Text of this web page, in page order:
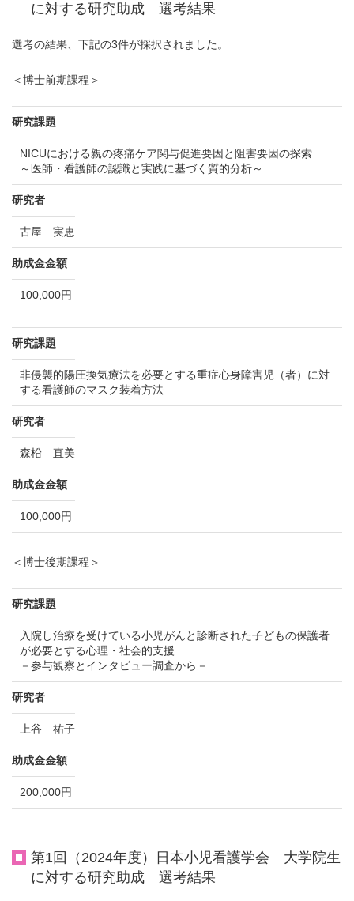
に対する研究助成 選考結果
選考の結果、下記の3件が採択されました。
＜博士前期課程＞
研究課題
NICUにおける親の疼痛ケア関与促進要因と阻害要因の探索
～医師・看護師の認識と実践に基づく質的分析～
研究者
古屋 実恵
助成金金額
100,000円
研究課題
非侵襲的陽圧換気療法を必要とする重症心身障害児（者）に対
する看護師のマスク装着方法
研究者
森柗 直美
助成金金額
100,000円
＜博士後期課程＞
研究課題
入院し治療を受けている小児がんと診断された子どもの保護者
が必要とする心理・社会的支援
－参与観察とインタビュー調査から－
研究者
上谷 祐子
助成金金額
200,000円
第1回（2024年度）日本小児看護学会 大学院生
に対する研究助成 選考結果